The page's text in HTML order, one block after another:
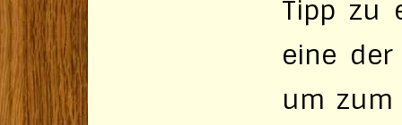
Tipp zu
eine
um zum